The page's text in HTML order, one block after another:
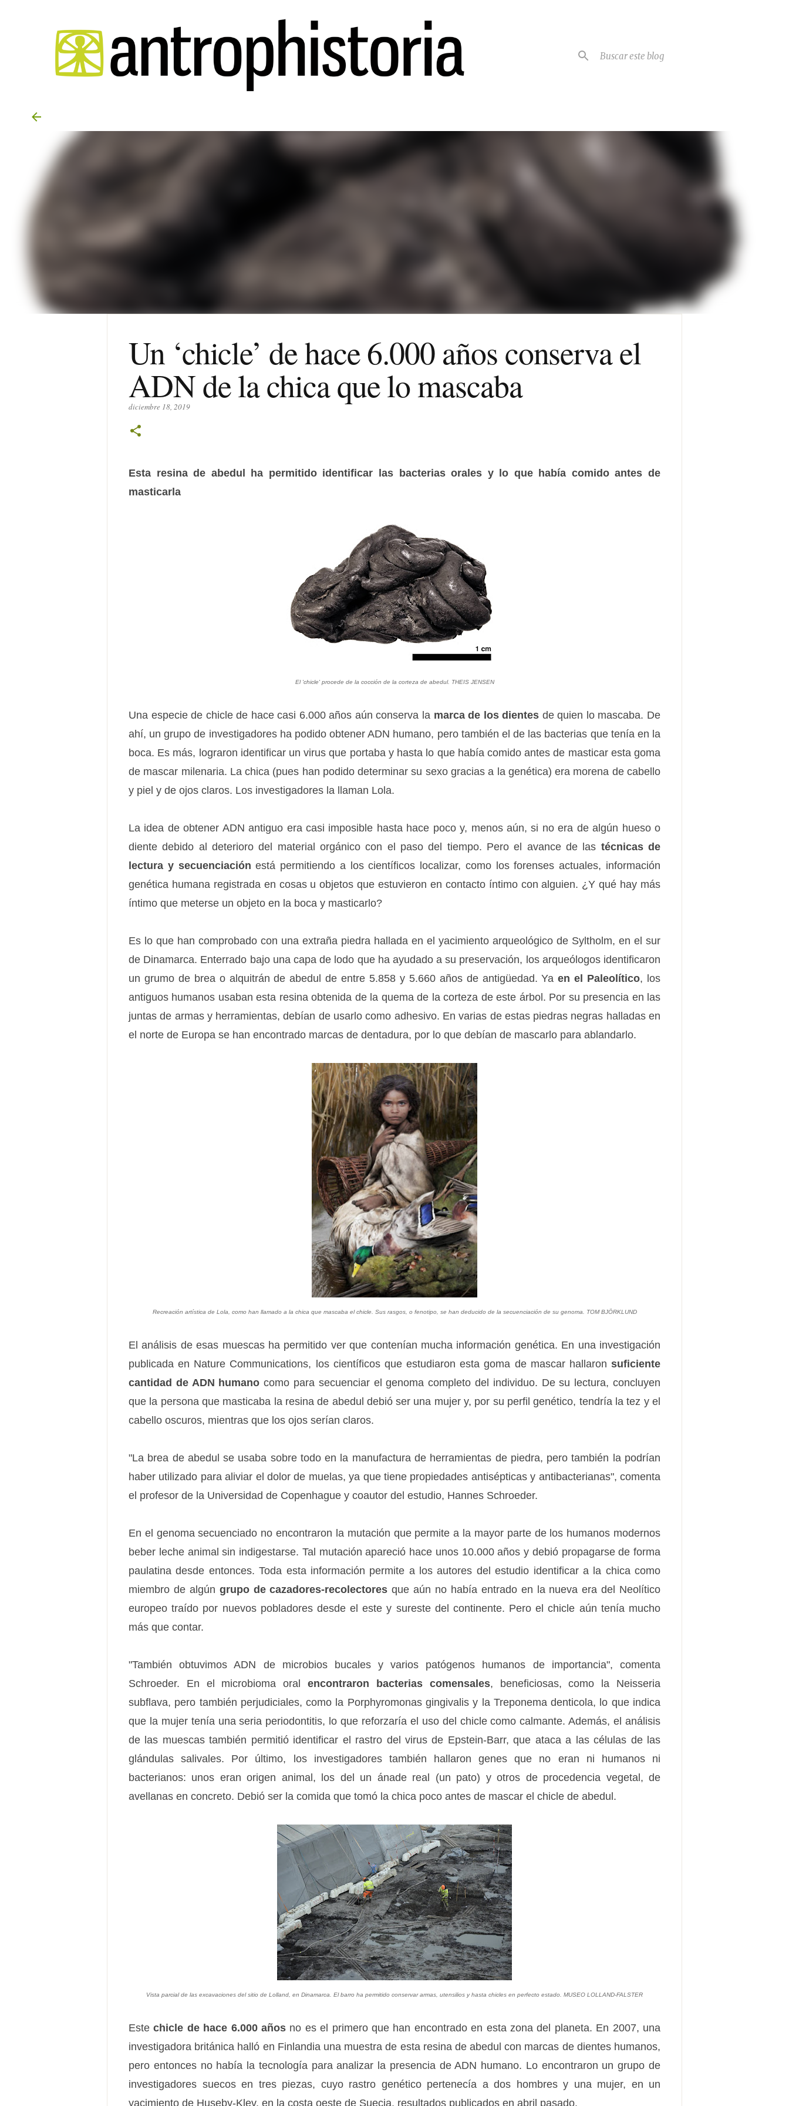
Un ‘chicle’ de hace 6.000 años conserva el
ADN de la chica que lo mascaba
diciembre 18, 2019
Esta resina de abedul ha permitido identificar las bacterias orales y lo que había comido antes de
masticarla
El 'chicle' procede de la cocción de la corteza de abedul. THEIS JENSEN
Una especie de chicle de hace casi 6.000 años aún conserva la marca de los dientes de quien lo mascaba. De
ahí, un grupo de investigadores ha podido obtener ADN humano, pero también el de las bacterias que tenía en la
boca. Es más, lograron identificar un virus que portaba y hasta lo que había comido antes de masticar esta goma
de mascar milenaria. La chica (pues han podido determinar su sexo gracias a la genética) era morena de cabello
y piel y de ojos claros. Los investigadores la llaman Lola.
La idea de obtener ADN antiguo era casi imposible hasta hace poco y, menos aún, si no era de algún hueso o
diente debido al deterioro del material orgánico con el paso del tiempo. Pero el avance de las técnicas de
lectura y secuenciación está permitiendo a los científicos localizar, como los forenses actuales, información
genética humana registrada en cosas u objetos que estuvieron en contacto íntimo con alguien. ¿Y qué hay más
íntimo que meterse un objeto en la boca y masticarlo?
Es lo que han comprobado con una extraña piedra hallada en el yacimiento arqueológico de Syltholm, en el sur
de Dinamarca. Enterrado bajo una capa de lodo que ha ayudado a su preservación, los arqueólogos identificaron
un grumo de brea o alquitrán de abedul de entre 5.858 y 5.660 años de antigüedad. Yaen el Paleolítico, los
antiguos humanos usaban esta resina obtenida de la quema de la corteza de este árbol. Por su presencia en las
juntas de armas y herramientas, debían de usarlo como adhesivo. En varias de estas piedras negras halladas en
el norte de Europa se han encontrado marcas de dentadura, por lo que debían de mascarlo para ablandarlo.
Recreación artística de Lola, como han llamado a la chica que mascaba el chicle. Sus rasgos, o fenotipo, se han deducido de la secuenciación de su genoma. TOM BJÖRKLUND
El análisis de esas muescas ha permitido ver que contenían mucha información genética. En una investigación
publicada en Nature Communications, los científicos que estudiaron esta goma de mascar hallaron suficiente
cantidad de ADN humano como para secuenciar el genoma completo del individuo. De su lectura, concluyen
que la persona que masticaba la resina de abedul debió ser una mujer y, por su perfil genético, tendría la tez y el
cabello oscuros, mientras que los ojos serían claros.
"La brea de abedul se usaba sobre todo en la manufactura de herramientas de piedra, pero también la podrían
haber utilizado para aliviar el dolor de muelas, ya que tiene propiedades antisépticas y antibacterianas", comenta
el profesor de la Universidad de Copenhague y coautor del estudio, Hannes Schroeder.
En el genoma secuenciado no encontraron la mutación que permite a la mayor parte de los humanos modernos
beber leche animal sin indigestarse. Tal mutación apareció hace unos 10.000 años y debió propagarse de forma
paulatina desde entonces. Toda esta información permite a los autores del estudio identificar a la chica como
miembro de algún grupo de cazadores-recolectores que aún no había entrado en la nueva era del Neolítico
europeo traído por nuevos pobladores desde el este y sureste del continente. Pero el chicle aún tenía mucho
más que contar.
"También obtuvimos ADN de microbios bucales y varios patógenos humanos de importancia", comenta
Schroeder. En el microbioma oralencontraron bacterias comensales, beneficiosas, como la Neisseria
subflava, pero también perjudiciales, como la Porphyromonas gingivalis y la Treponema denticola, lo que indica
que la mujer tenía una seria periodontitis, lo que reforzaría el uso del chicle como calmante. Además, el análisis
de las muescas también permitió identificar el rastro del virus de Epstein-Barr, que ataca a las células de las
glándulas salivales. Por último, los investigadores también hallaron genes que no eran ni humanos ni
bacterianos: unos eran origen animal, los del un ánade real (un pato) y otros de procedencia vegetal, de
avellanas en concreto. Debió ser la comida que tomó la chica poco antes de mascar el chicle de abedul.
Vista parcial de las excavaciones del sitio de Lolland, en Dinamarca. El barro ha permitido conservar armas, utensilios y hasta chicles en perfecto estado. MUSEO LOLLAND-FALSTER
Estechicle de hace 6.000 años no es el primero que han encontrado en esta zona del planeta. En 2007, una
investigadora británica halló en Finlandia una muestra de esta resina de abedul con marcas de dientes humanos,
pero entonces no había la tecnología para analizar la presencia de ADN humano. Lo encontraron un grupo de
investigadores suecos en tres piezas, cuyo rastro genético pertenecía a dos hombres y una mujer, en un
yacimiento de Huseby-Klev, en la costa oeste de Suecia, resultados publicados en abril pasado.